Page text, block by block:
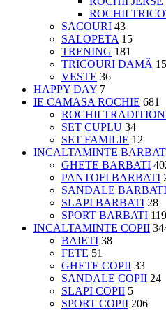
ROCHII
SACOURI 43
SALOPETA 15
TRENING 181
TRICOURI DAMĂ
VESTE 36
HAPPY DAY 7
IE CAMASA ROCHIE 681
ROCHII
SET CUPLU 34
SET FAMILIE 12
INCALTAMINTE
GHETE BARBATI
PANTOFI BARBATI
SANDALE BARBATI
SLAPI BARBATI 28
SPORT BARBATI
INCALTAMINTE COPII
BAIETI 38
FETE 51
GHETE COPII 33
SANDALE COPII 24
SLAPI COPII 5
SPORT COPII 206